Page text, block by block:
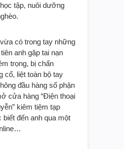
tập, nuôi dưỡng
có trong tay những
anh gặp tai nạn
trọng, bị chấn
cổ, liệt toàn bộ tay
đầu hàng số phận
cửa hàng “Điện thoại
kiêm tiệm tạp
đến anh qua một